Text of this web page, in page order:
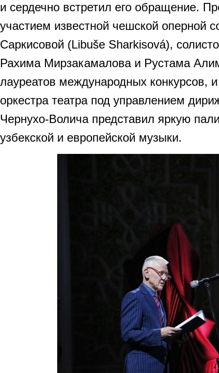
и сердечно встретил его обращение.
участием известной чешской оперной
Саркисовой (Libuše Sharkisová),
Рахима Мирзакамалова и Рустама
лауреатов международных конкурсов,
оркестра театра под управлением
Чернухо-Волича представил яркую
узбекской и европейской музыки.